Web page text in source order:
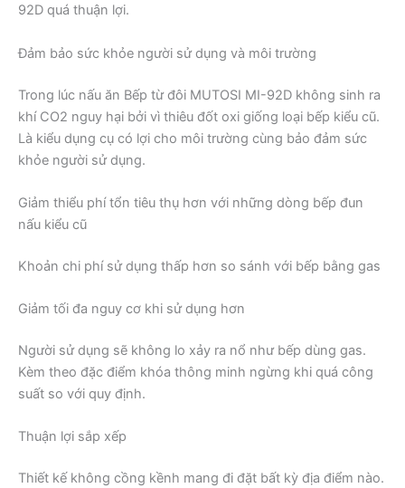
92D quá thuận lợi.
Đảm bảo sức khỏe người sử dụng và môi trường
Trong lúc nấu ăn Bếp từ đôi MUTOSI MI-92D không sinh ra
khí CO2 nguy hại bởi vì thiêu đốt oxi giống loại bếp kiểu cũ.
Là kiểu dụng cụ có lợi cho môi trường cùng bảo đảm sức
khỏe người sử dụng.
Giảm thiểu phí tổn tiêu thụ hơn với những dòng bếp đun
nấu kiểu cũ
Khoản chi phí sử dụng thấp hơn so sánh với bếp bằng gas
Giảm tối đa nguy cơ khi sử dụng hơn
Người sử dụng sẽ không lo xảy ra nổ như bếp dùng gas.
Kèm theo đặc điểm khóa thông minh ngừng khi quá công
suất so với quy định.
Thuận lợi sắp xếp
Thiết kế không cồng kềnh mang đi đặt bất kỳ địa điểm nào.